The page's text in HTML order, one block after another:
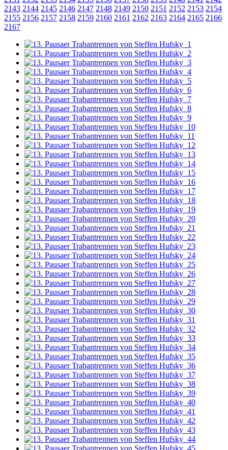
2143 2144 2145 2146 2147 2148 2149 2150 2151 2152 2153 2154
2155 2156 2157 2158 2159 2160 2161 2162 2163 2164 2165 2166
2167